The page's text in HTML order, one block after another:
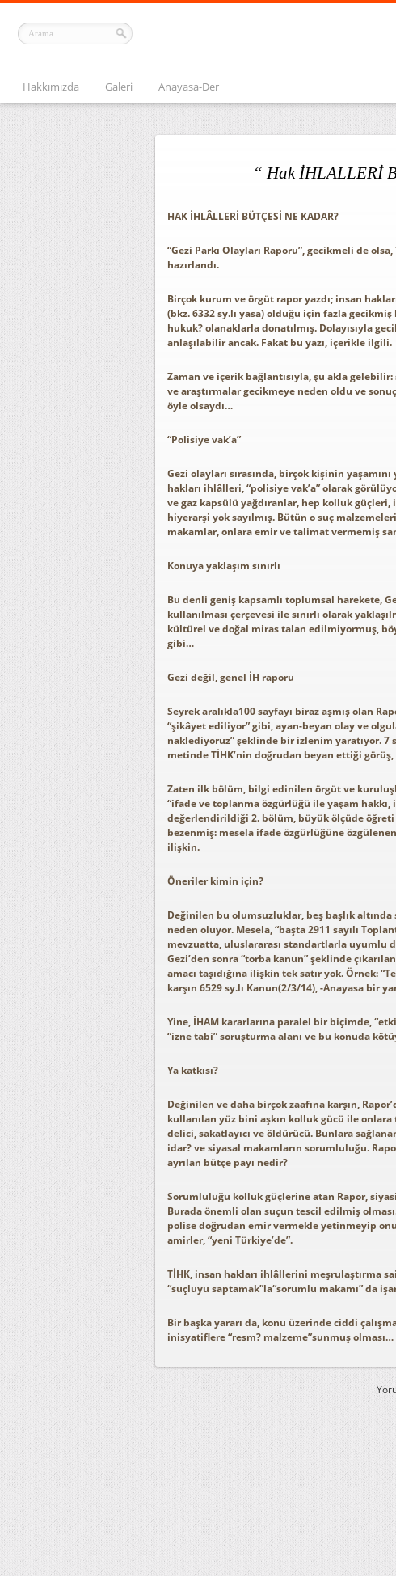
Hakkımızda Galeri Anayasa-Der
“ Hak İHLALLERİ
HAK İHLÂLLERİ BÜTÇESİ NE KADAR?
“Gezi Parkı Olayları Raporu”, gecikmeli de
hazırlandı.
Birçok kurum ve örgüt rapor yazdı; insan
(bkz. 6332 sy.lı yasa) olduğu için fazla
hukuk? olanaklarla donatılmış. Dolayısıyla
anlaşılabilir ancak. Fakat bu yazı, içerikle ilgili.
Zaman ve içerik bağlantısıyla, şu akla gelebilir:
ve araştırmalar gecikmeye neden oldu ve
öyle olsaydı…
“Polisiye vak’a”
Gezi olayları sırasında, birçok kişinin
hakları ihlâlleri, “polisiye vak’a” olarak
ve gaz kapsülü yağdıranlar, hep kolluk
hiyerarşi yok sayılmış. Bütün o suç
makamlar, onlara emir ve talimat vermemiş
Konuya yaklaşım sınırlı
Bu denli geniş kapsamlı toplumsal harekete,
kullanılması çerçevesi ile sınırlı olarak
kültürel ve doğal miras talan edilmiyormuş,
gibi…
Gezi değil, genel İH raporu
Seyrek aralıkla100 sayfayı biraz aşmış olan
“şikâyet ediliyor” gibi, ayan-beyan olay ve
naklediyoruz” şeklinde bir izlenim yaratıyor. 7
metinde TİHK’nin doğrudan beyan ettiği görüş,
Zaten ilk bölüm, bilgi edinilen örgüt ve
“ifade ve toplanma özgürlüğü ile yaşam hakkı,
değerlendirildiği 2. bölüm, büyük ölçüde
bezenmiş: mesela ifade özgürlüğüne özgülenen
ilişkin.
Öneriler kimin için?
Değinilen bu olumsuzluklar, beş başlık
neden oluyor. Mesela, “başta 2911 sayılı
mevzuatta, uluslararası standartlarla uyumlu
Gezi’den sonra “torba kanun” şeklinde
amacı taşıdığına ilişkin tek satır yok. Örnek:
karşın 6529 sy.lı Kanun(2/3/14), -Anayasa bir
Yine, İHAM kararlarına paralel bir biçimde,
“izne tabi” soruşturma alanı ve bu konuda
Ya katkısı?
Değinilen ve daha birçok zaafına karşın,
kullanılan yüz bini aşkın kolluk gücü ile
delici, sakatlayıcı ve öldürücü. Bunlara
idar? ve siyasal makamların sorumluluğu.
ayrılan bütçe payı nedir?
Sorumluluğu kolluk güçlerine atan Rapor,
Burada önemli olan suçun tescil edilmiş
polise doğrudan emir vermekle yetinmeyip
amirler, “yeni Türkiye’de”.
TİHK, insan hakları ihlâllerini meşrulaştırma
“suçluyu saptamak”la“sorumlu makamı” da
Bir başka yararı da, konu üzerinde ciddi
inisyatiflere “resm? malzeme”sunmuş olması…